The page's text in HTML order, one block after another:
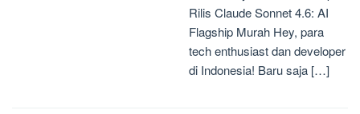
Rilis Claude Sonnet 4.6: AI
Flagship Murah Hey, para
tech enthusiast dan developer
di Indonesia! Baru saja […]